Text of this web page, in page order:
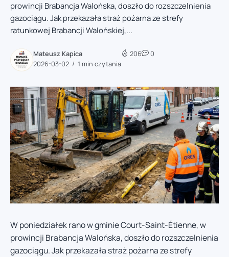
prowincji Brabancja Walońska, doszło do rozszczelnienia
gazociągu. Jak przekazała straż pożarna ze strefy
ratunkowej Brabancji Walońskiej,...
Mateusz Kapica
2026-03-02
1 min czytania
206 0
W poniedziałek rano w gminie Court-Saint-Étienne, w
prowincji Brabancja Walońska, doszło do rozszczelnienia
gazociągu. Jak przekazała straż pożarna ze strefy